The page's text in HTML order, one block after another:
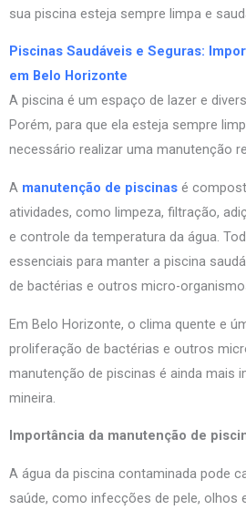
sua piscina esteja sempre limpa e
Piscinas Saudáveis e Seguras:
em Belo Horizonte
A piscina é um espaço de lazer e
Porém, para que ela esteja sempre
necessário realizar uma manutenção
A manutenção de piscinas é
atividades, como limpeza, filtração,
e controle da temperatura da água.
essenciais para manter a piscina
de bactérias e outros micro-
Em Belo Horizonte, o clima quente e
proliferação de bactérias e outros
manutenção de piscinas é ainda mais
mineira.
Importância da manutenção de
A água da piscina contaminada pode
saúde, como infecções de pele, olhos